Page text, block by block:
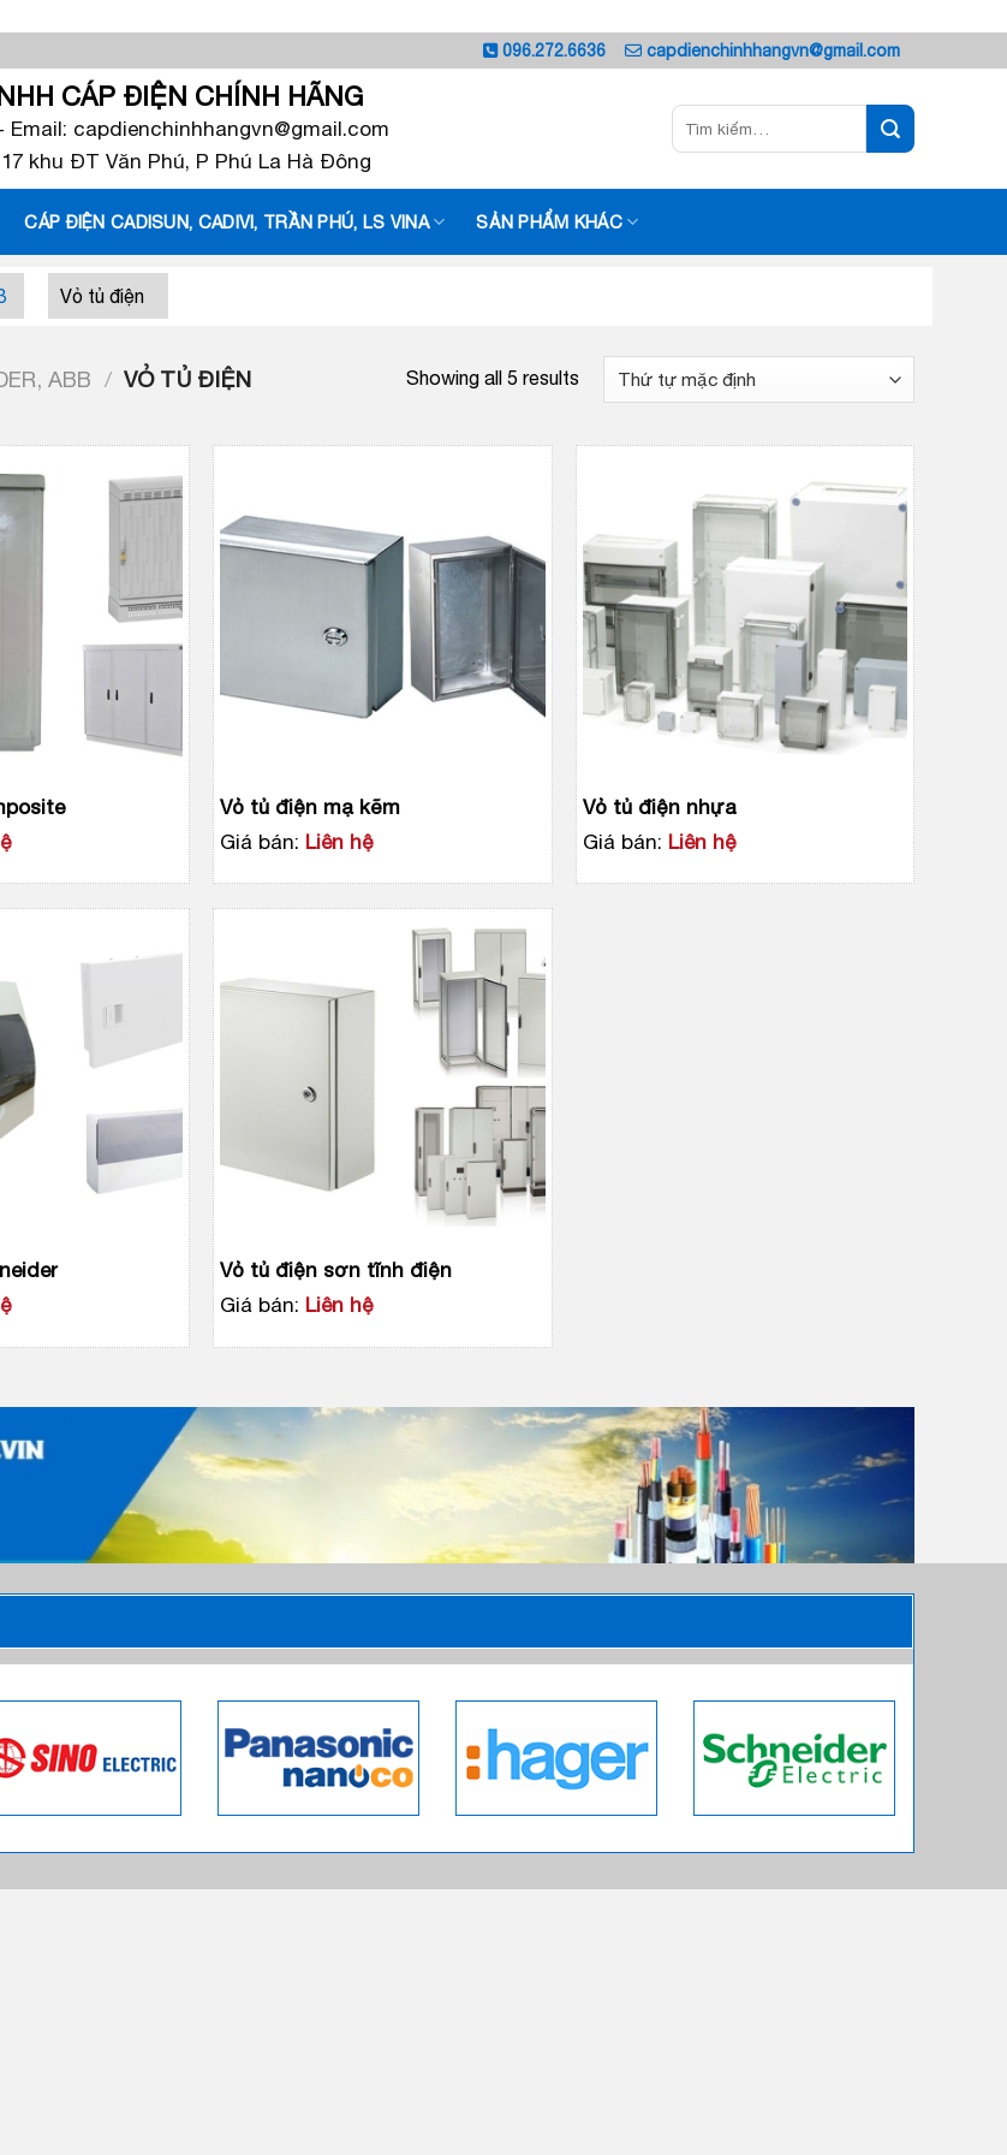
096.272.6636 capdienchinhhangvn@gmail.com
CÁP ĐIỆN CHÍNH HÃNG
Email: capdienchinhhangvn@gmail.com
khu ĐT Văn Phú, P Phú La Hà Đông
Tìm
kiếm:
CÁP ĐIỆN CADISUN, CADIVI, TRẦN PHÚ, LS VINA SẢN PHẨM KHÁC
Vỏ tủ điện
ABB / VỎ TỦ ĐIỆN Showing all 5 results
Vỏ tủ điện mạ kẽm
Giá bán: Liên hệ
Vỏ tủ điện nhựa
Giá bán: Liên hệ
Vỏ tủ điện sơn tĩnh điện
Giá bán: Liên hệ